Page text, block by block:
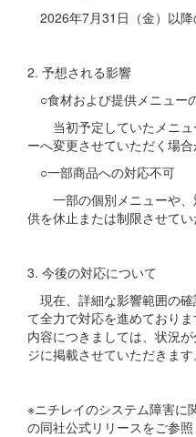
2026年7月31日（金）以降
2. 予想される影響
○食材および提供メニュー
当初予定していたメニュ
ーへ変更させていただく場合
○一部商品への対応不可
一部の個別メニューや、
供を休止または制限させてい
3. 今後の対応について
現在、詳細な影響範囲の
て全力で対応を進めており
内容につきましては、状況
ジに掲載させていただきます。
※ニチレイのシステム障害に
の同社公式リリースをご参照